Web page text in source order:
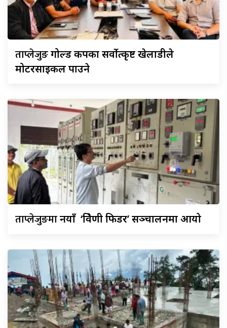
ताप्लेजुङगोल्ड कपका सर्वोत्कृष्ट खेलाडीले
मोटरसाइकल पाउने
ताप्लेजुङमानयाँ ‘त्रिवेणी फिडर’ सञ्चालनमा आयो